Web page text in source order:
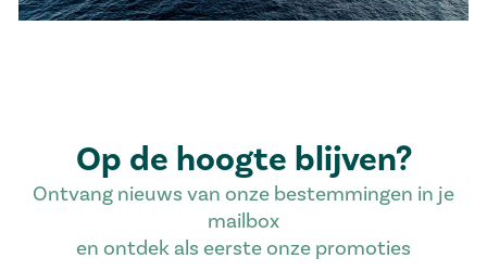
Op de hoogte blijven?
Ontvang nieuws van onze bestemmingen in je
mailbox
en ontdek als eerste onze promoties